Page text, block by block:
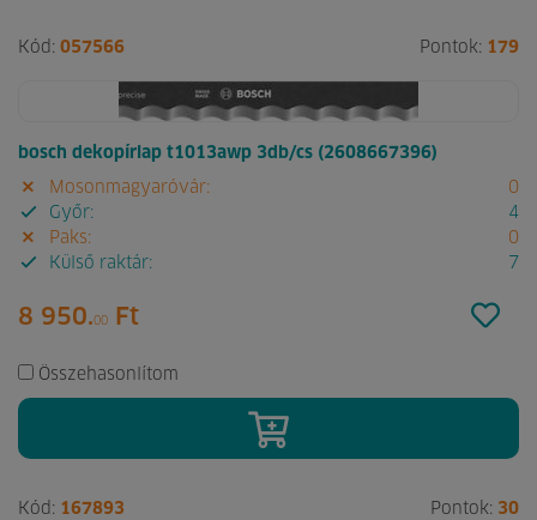
Kód: 057566 Pontok: 179
bosch dekopírlap t1013awp 3db/cs (2608667396)
Mosonmagyaróvár:
0
Győr:
4
Paks:
0
Külső raktár:
7
8 950.00 Ft
Összehasonlítom
Kód: 167893 Pontok: 30